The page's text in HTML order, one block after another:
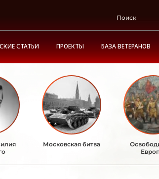
Поиск
СТАТЬИ ПРОЕКТЫ БАЗА ВЕТЕРАНОВ
Московская битва